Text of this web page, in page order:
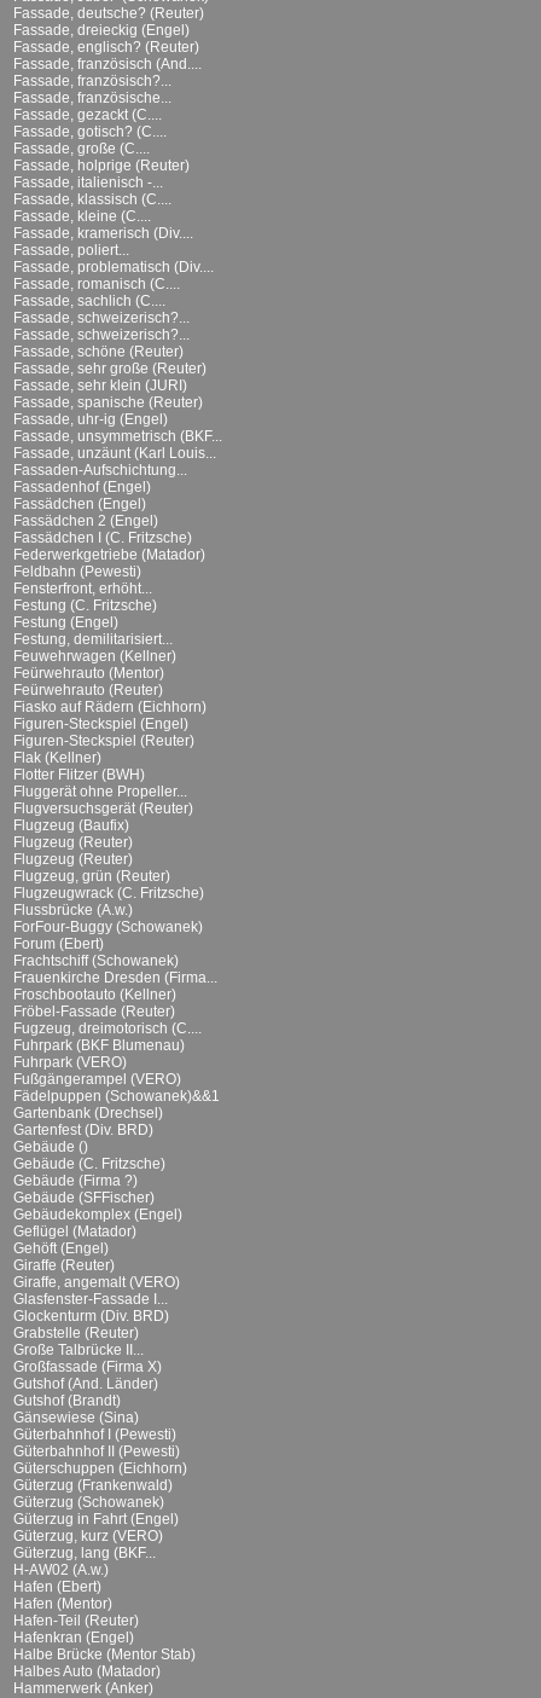
Fassade, deutsche? (Reuter)
Fassade, dreieckig (Engel)
Fassade, englisch? (Reuter)
Fassade, französisch (And....
Fassade, französisch?...
Fassade, französische...
Fassade, gezackt (C....
Fassade, gotisch? (C....
Fassade, große (C....
Fassade, holprige (Reuter)
Fassade, italienisch -...
Fassade, klassisch (C....
Fassade, kleine (C....
Fassade, kramerisch (Div....
Fassade, poliert...
Fassade, problematisch (Div....
Fassade, romanisch (C....
Fassade, sachlich (C....
Fassade, schweizerisch?...
Fassade, schweizerisch?...
Fassade, schöne (Reuter)
Fassade, sehr große (Reuter)
Fassade, sehr klein (JURI)
Fassade, spanische (Reuter)
Fassade, uhr-ig (Engel)
Fassade, unsymmetrisch (BKF...
Fassade, unzäunt (Karl Louis...
Fassaden-Aufschichtung...
Fassadenhof (Engel)
Fassädchen (Engel)
Fassädchen 2 (Engel)
Fassädchen I (C. Fritzsche)
Federwerkgetriebe (Matador)
Feldbahn (Pewesti)
Fensterfront, erhöht...
Festung (C. Fritzsche)
Festung (Engel)
Festung, demilitarisiert...
Feuwehrwagen (Kellner)
Feürwehrauto (Mentor)
Feürwehrauto (Reuter)
Fiasko auf Rädern (Eichhorn)
Figuren-Steckspiel (Engel)
Figuren-Steckspiel (Reuter)
Flak (Kellner)
Flotter Flitzer (BWH)
Fluggerät ohne Propeller...
Flugversuchsgerät (Reuter)
Flugzeug (Baufix)
Flugzeug (Reuter)
Flugzeug (Reuter)
Flugzeug, grün (Reuter)
Flugzeugwrack (C. Fritzsche)
Flussbrücke (A.w.)
ForFour-Buggy (Schowanek)
Forum (Ebert)
Frachtschiff (Schowanek)
Frauenkirche Dresden (Firma...
Froschbootauto (Kellner)
Fröbel-Fassade (Reuter)
Fugzeug, dreimotorisch (C....
Fuhrpark (BKF Blumenau)
Fuhrpark (VERO)
Fußgängerampel (VERO)
Fädelpuppen (Schowanek)&&1
Gartenbank (Drechsel)
Gartenfest (Div. BRD)
Gebäude ()
Gebäude (C. Fritzsche)
Gebäude (Firma ?)
Gebäude (SFFischer)
Gebäudekomplex (Engel)
Geflügel (Matador)
Gehöft (Engel)
Giraffe (Reuter)
Giraffe, angemalt (VERO)
Glasfenster-Fassade I...
Glockenturm (Div. BRD)
Grabstelle (Reuter)
Große Talbrücke II...
Großfassade (Firma X)
Gutshof (And. Länder)
Gutshof (Brandt)
Gänsewiese (Sina)
Güterbahnhof I (Pewesti)
Güterbahnhof II (Pewesti)
Güterschuppen (Eichhorn)
Güterzug (Frankenwald)
Güterzug (Schowanek)
Güterzug in Fahrt (Engel)
Güterzug, kurz (VERO)
Güterzug, lang (BKF...
H-AW02 (A.w.)
Hafen (Ebert)
Hafen (Mentor)
Hafen-Teil (Reuter)
Hafenkran (Engel)
Halbe Brücke (Mentor Stab)
Halbes Auto (Matador)
Hammerwerk (Anker)